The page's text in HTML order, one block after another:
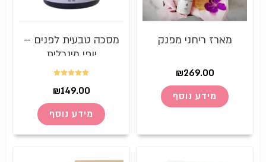
מארז ריחני מפנק
₪269.00
מידע נוסף
מסכה טבעית לפנים –
יופי מינרלית
מתוך 5
₪149.00
מידע נוסף